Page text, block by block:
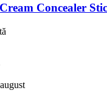
Cream Concealer